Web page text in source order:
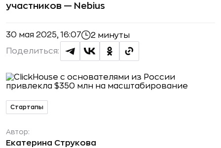
участников — Nebius
30 мая 2025, 16:07 2 минуты
Поделиться:
Стартапы
Автор:
Екатерина Струкова